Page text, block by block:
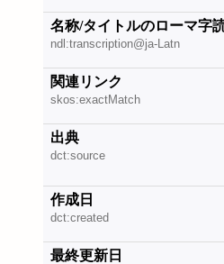
名称/タイトルのローマ字
ndl:transcription@ja-Latn
関連リンク
skos:exactMatch
出典
dct:source
作成日
dct:created
最終更新日